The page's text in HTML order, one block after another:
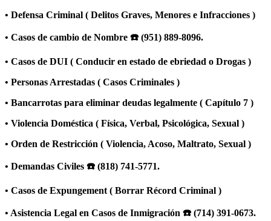
• Defensa Criminal ( Delitos Graves, Menores e Infracciones )
• Casos de cambio de Nombre ☎️ (951) 889-8096.
• Casos de DUI ( Conducir en estado de ebriedad o Drogas )
• Personas Arrestadas ( Casos Criminales )
• Bancarrotas para eliminar deudas legalmente ( Capítulo 7 )
• Violencia Doméstica ( Física, Verbal, Psicológica, Sexual )
• Orden de Restricción ( Violencia, Acoso, Maltrato, Sexual )
• Demandas Civiles ☎️ (818) 741-5771.
• Casos de Expungement ( Borrar Récord Criminal )
• Asistencia Legal en Casos de Inmigración ☎️ (714) 391-0673.